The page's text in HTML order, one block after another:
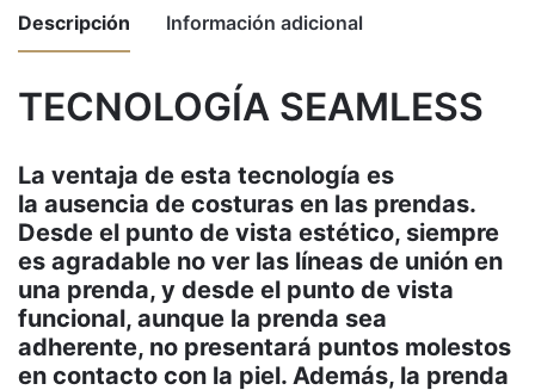
Descripción Información adicional
TECNOLOGÍA SEAMLESS
La ventaja de esta tecnología es
la ausencia de costuras en las prendas.
Desde el punto de vista estético, siempre
es agradable no ver las líneas de unión en
una prenda, y desde el punto de vista
funcional, aunque la prenda sea
adherente, no presentará puntos molestos
en contacto con la piel. Además, la prenda
Weight
Dimensions 50 × 30 × 10 cm
Talle 1, 2, 3